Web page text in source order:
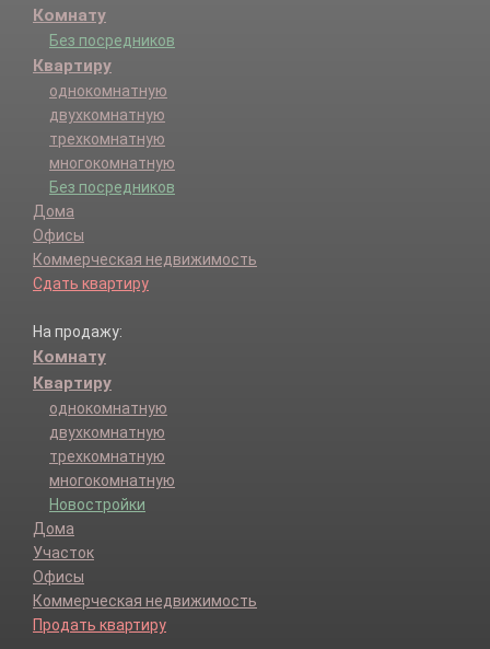
Комнату
Без посредников
Квартиру
однокомнатную
двухкомнатную
трехкомнатную
многокомнатную
Без посредников
Дома
Офисы
Коммерческая недвижимость
Сдать квартиру
На продажу:
Комнату
Квартиру
однокомнатную
двухкомнатную
трехкомнатную
многокомнатную
Новостройки
Дома
Участок
Офисы
Коммерческая недвижимость
Продать квартиру